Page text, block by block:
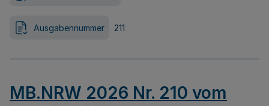
Ausgabennummer 211
MB.NRW 2026 Nr. 210 vom